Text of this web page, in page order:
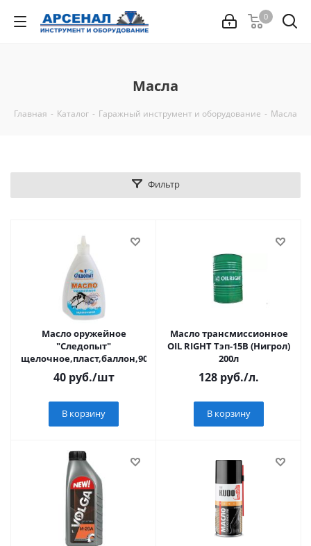
0
Масла
Главная - Каталог - Гаражный инструмент и оборудование - Масла
Фильтр
Масло оружейное
"Следопыт"
щелочное,пласт,баллон,90мл/50/
40руб./шт
В корзину
Масло трансмиссионное
OIL RIGHT Тэп-15В (Нигрол)
200л
128 руб./л.
В корзину